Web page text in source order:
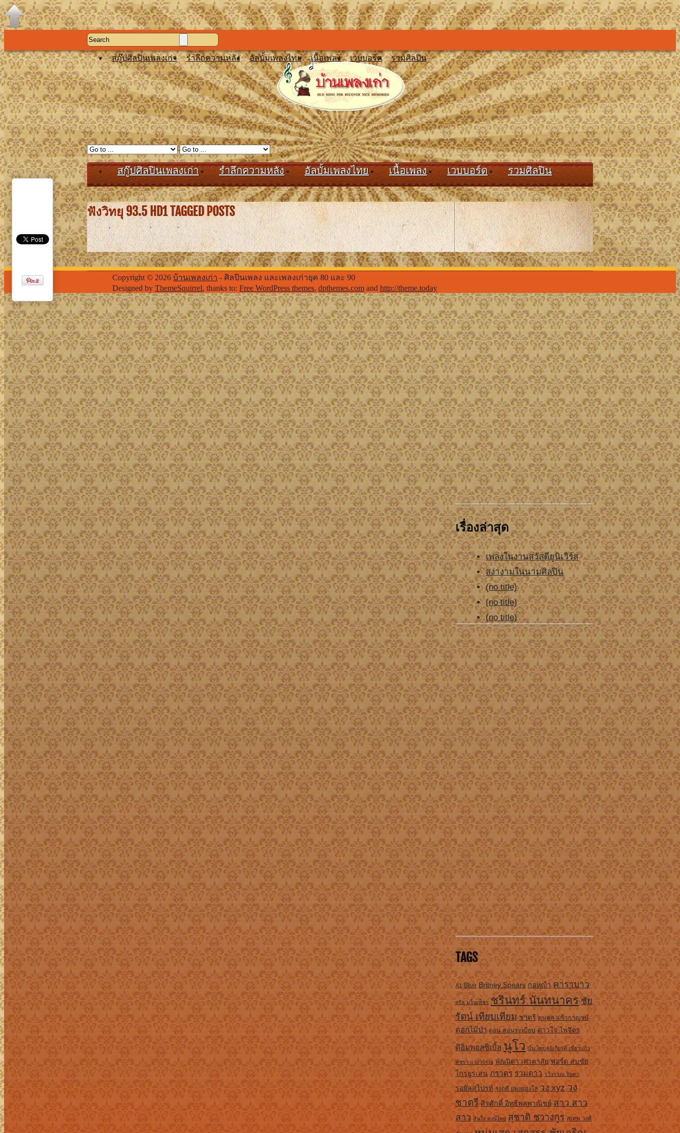
สกู๊ปศิลปินเพลงเก่า รำลึกความหลัง อัลบั้มเพลงไทย เนื้อเพลง เวบบอร์ด รวมศิลปิน
สกู๊ปศิลปินเพลงเก่า รำลึกความหลัง อัลบั้มเพลงไทย เนื้อเพลง เวบบอร์ด รวมศิลปิน
เรื่องล่าสุด
เพลงในงานสวัสดียูนิเวิร์ส
สง่างามในนามศิลปิน
(no title)
(no title)
(no title)
TAGS
A1 Blue Britney Spears กอหญ้า คาราบาว
จรัล มโนเพ็ชร ชรินทร์ นันทนาครชัย
รัตน์ เทียบเทียม ชาตรี ดนุพล แก้วกาญจน์
ดอกไม้ป่า ดอน สอนระเบียบ ดาวใจ ไพจิตร
ดิอิมพอสซิเบิ้ล นูโว ปั่น ไพบูลย์เกียรติ เขียวแก้ว
พัชรา แวงวรรณ พัณนิดา เศวตาสัย ฟอร์ด สบชัย
ไกรยูรเสน ภราดร รวมดาว รวิวรรณ จินดา
รอยัลสไปรท์ รุ่งฤดี แพ่งผ่องใส วง xyz วง
ชาตรี ศิรศักดิ์ อิทธิพลพาณิชย์ สาว สาว
สาว สินใจ หงษ์ไทย สุชาติ ชวางกูร สุเทพ วงศ์
ฟังวิทยุ 93.5 HD1 TAGGED POSTS
Copyright © 2026 บ้านเพลงเก่า - ศิลปินเพลง และเพลงเก่ายุค 80 และ 90
Designed by ThemeSquirrel, thanks to: Free WordPress themes, dpthemes.com and http://theme.today